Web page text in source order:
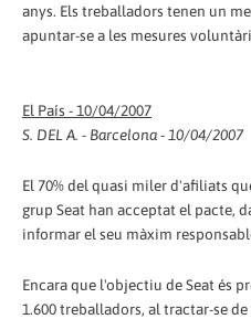
anys. Els treballadors tenen un
apuntar-se a les mesures
El País - 10/04/2007
S. DEL A. - Barcelona - 10/04/2007
El 70% del quasi miler d'afiliats
grup Seat han acceptat el pacte,
informar el seu màxim
Encara que l'objectiu de Seat és
1.600 treballadors, al tractar-se